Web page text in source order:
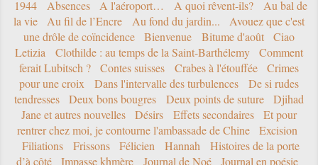
1944 Absences A l'aéroport… A quoi rêvent-ils?
Au bal de
la vie
Au fil de l’Encre Au fond du jardin...
Avouez que c'est
une drôle de coïncidence
Bienvenue Bitume d'août
Ciao
Letizia
Clothilde : au temps de la Saint-Barthélemy
Comment
ferait Lubitsch ?
Contes suisses Crabes à l'étouffée
Crimes
pour une croix
Dans l'intervalle des turbulences
De si rudes
tendresses
Deux bons bougres Deux points de suture
Djihad
Jane et autres nouvelles
Désirs Effets secondaires
Et pour
rentrer chez moi, je contourne l'ambassade de Chine
Excision
Filiations
Frissons Félicien Hannah
Histoires de la porte
d’à côté
Impasse khmère Journal de Noé
Journal en poésie